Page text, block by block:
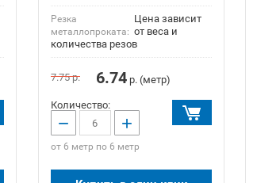
Резка
металлопроката:
Цена зависит
от веса и
количества резов
7.75р. 6.74р. (метр)
Количество:
− +
от 6 метр по 6 метр